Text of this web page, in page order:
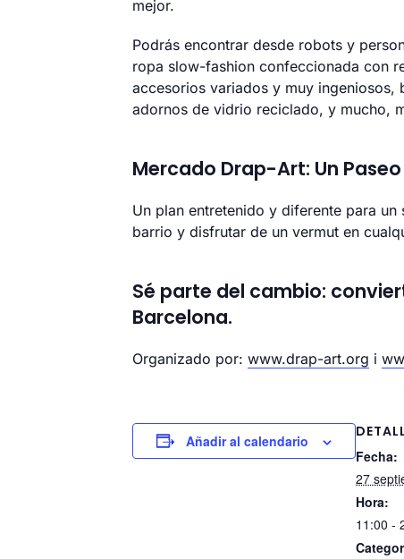
mejor.
Podrás encontrar desde robots y
ropa slow-fashion confeccionada con
accesorios variados y muy ingeniosos,
adornos de vidrio reciclado, y mucho,
Mercado Drap-Art: Un
Un plan entretenido y diferente para
barrio y disfrutar de un vermut en
Sé parte del cambio:
Barcelona.
Organizado por: www.drap-art.org i
Añadir al calendario
Fecha:
27
Hora:
11:00 -